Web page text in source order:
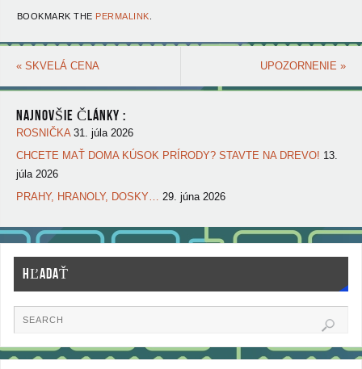
BOOKMARK THE PERMALINK
«SKVELÁ CENA UPOZORNENIE»
NAJNOVŠIE ČLÁNKY :
ROSNIČKA 31. júla 2026
CHCETE MAŤ DOMA KÚSOK PRÍRODY? STAVTE NA DREVO! 13.
júla 2026
PRAHY, HRANOLY, DOSKY… 29. júna 2026
HĽADAŤ